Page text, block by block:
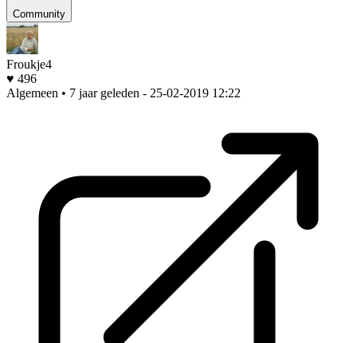
Community
Froukje4
♥ 496
Algemeen • 7 jaar geleden - 25-02-2019 12:22